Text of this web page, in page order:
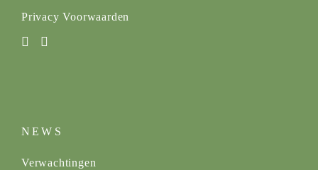
Privacy Voorwaarden
NEWS
Verwachtingen